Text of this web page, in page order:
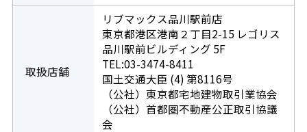
取扱店舗
リブマックス品川駅前店
東京都港区港南２丁目2-15 レゴリス
品川駅前ビルディング 5F
TEL:03-3474-8411
国土交通大臣 (4) 第8116号
（公社）東京都宅地建物取引業協会
（公社）首都圏不動産公正取引協議
会